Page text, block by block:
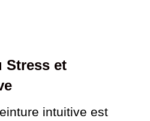
Stress et
intuitive est